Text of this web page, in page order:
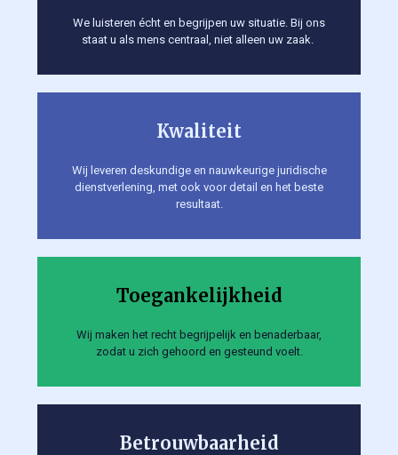
We luisteren écht en begrijpen uw situatie. Bij ons
staat u als mens centraal, niet alleen uw zaak.
Kwaliteit
Wij leveren deskundige en nauwkeurige juridische
dienstverlening, met ook voor detail en het beste
resultaat.
Toegankelijkheid
Wij maken het recht begrijpelijk en benaderbaar,
zodat u zich gehoord en gesteund voelt.
Betrouwbaarheid